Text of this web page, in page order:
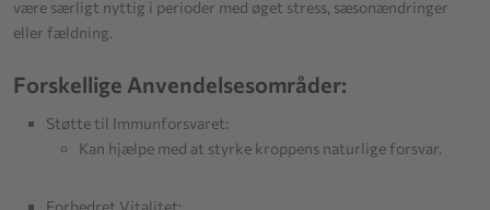
være særligt nyttig i perioder med øget stress, sæsonændringer
eller fældning.
Forskellige Anvendelsesområder:
Støtte til Immunforsvaret:
Kan hjælpe med at styrke kroppens naturlige forsvar.
Forbedret Vitalitet: